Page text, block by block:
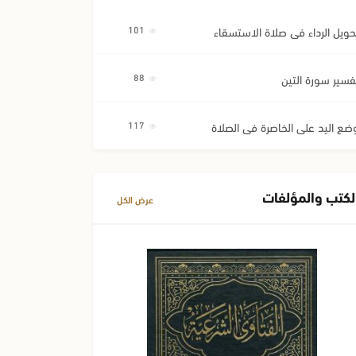
الرداء في صلاة الاستسقاء
سورة التين
اليد على الخاصرة في الصلاة
والمؤلفات عرض الكل